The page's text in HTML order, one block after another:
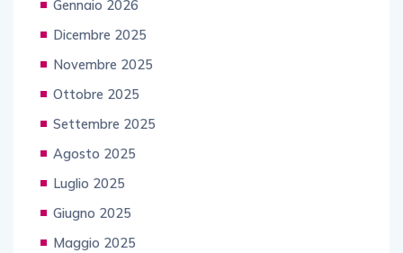
Gennaio 2026
Dicembre 2025
Novembre 2025
Ottobre 2025
Settembre 2025
Agosto 2025
Luglio 2025
Giugno 2025
Maggio 2025